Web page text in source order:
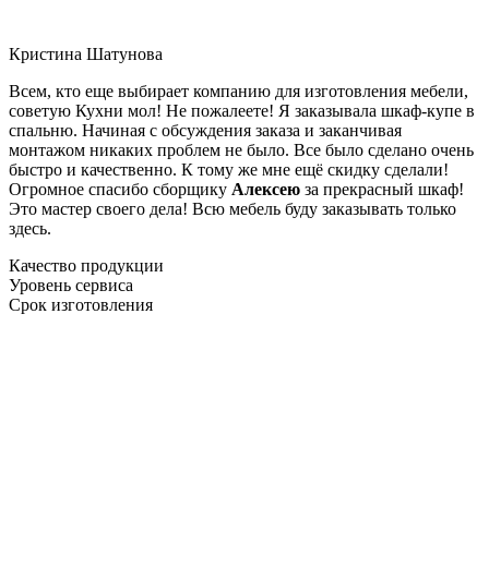
Кристина Шатунова
Всем, кто еще выбирает компанию для изготовления мебели,
советую Кухни мол! Не пожалеете! Я заказывала шкаф-купе в
спальню. Начиная с обсуждения заказа и заканчивая
монтажом никаких проблем не было. Все было сделано очень
быстро и качественно. К тому же мне ещё скидку сделали!
Огромное спасибо сборщику Алексею за прекрасный шкаф!
Это мастер своего дела! Всю мебель буду заказывать только
здесь.
Качество продукции
Уровень сервиса
Срок изготовления